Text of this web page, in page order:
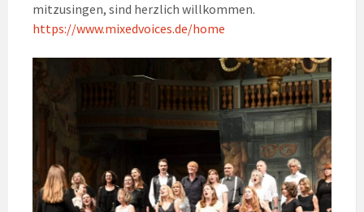
mitzusingen, sind herzlich willkommen.
https://www.mixedvoices.de/home